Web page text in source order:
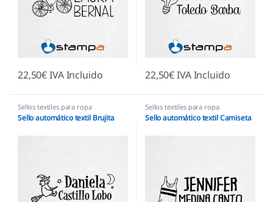
22,50€IVA Incluido 22,50€IVA Incluido
Sellos textiles para ropa
Sello automático textil Brujita
Sellos textiles para ropa
Sello automático textil Camiseta